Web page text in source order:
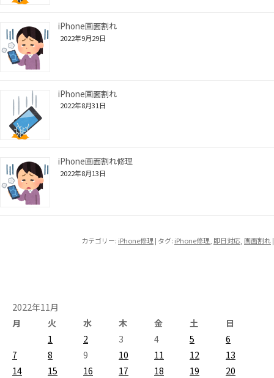
iPhone画面割れ
2022年9月29日
iPhone画面割れ
2022年8月31日
iPhone画面割れ修理
2022年8月13日
カテゴリー: iPhone修理| タグ: iPhone修理 即日対応 画面割れ|
2022年11月
月
火 水 木 金 土
日
1
2 3 4 5
6
7
8 9 10 11 12
13
14
15 16 17 18 19
20